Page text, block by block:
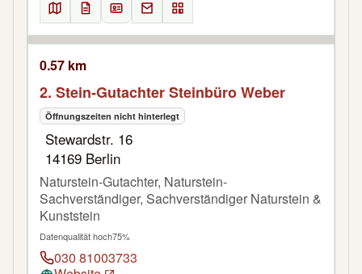
0.57 km
2. Stein-Gutachter Steinbüro Weber
Öffnungszeiten nicht hinterlegt
Stewardstr. 16
14169 Berlin
Naturstein-Gutachter, Naturstein-
Sachverständiger, Sachverständiger Naturstein &
Kunststein
Datenqualität hoch75%
030 81003733